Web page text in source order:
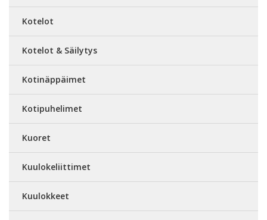
Kotelot
Kotelot & Säilytys
Kotinäppäimet
Kotipuhelimet
Kuoret
Kuulokeliittimet
Kuulokkeet